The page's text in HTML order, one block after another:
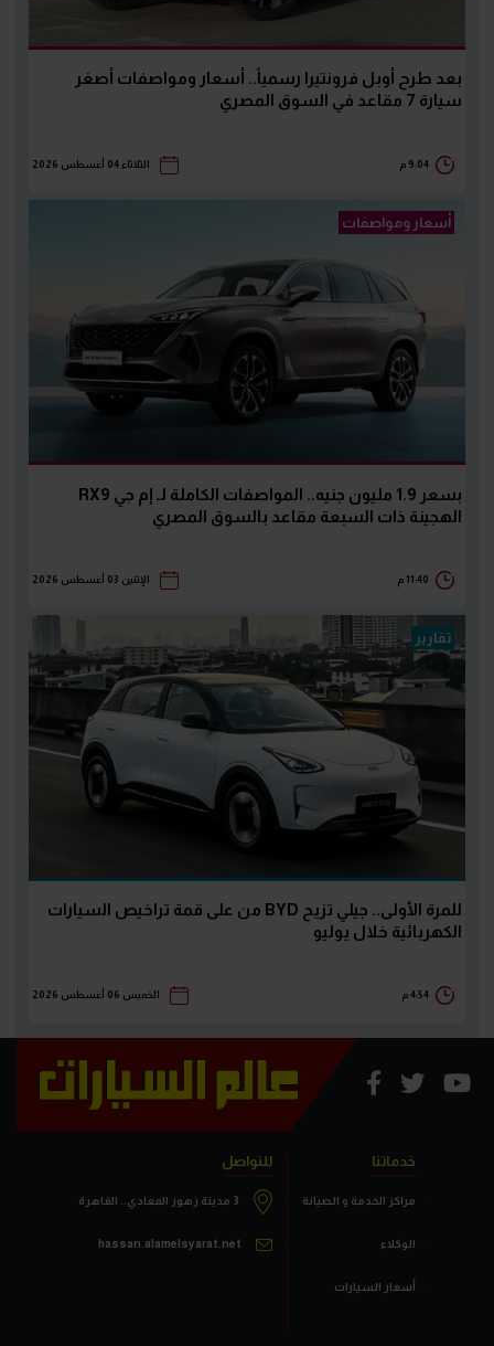
بعد طرح أوبل فرونتيرا رسمياً.. أسعار ومواصفات أصغر
سيارة 7 مقاعد في السوق المصري
9:04 م الثلاثاء 04 أغسطس 2026
أسعار ومواصفات
بسعر 1.9 مليون جنيه.. المواصفات الكاملة لـ إم جي RX9
الهجينة ذات السبعة مقاعد بالسوق المصري
11:40 م الإثنين 03 أغسطس 2026
تقارير
للمرة الأولى.. جيلي تزيح BYD من على قمة تراخيص السيارات
الكهربائية خلال يوليو
4:54 م الخميس 06 أغسطس 2026
خدماتنا
مراكز الخدمة و الصيانة
الوكلاء
أسعار السيارات
للتواصل
3 مدينة زهور المعادي.. القاهرة
hassan.alamelsyarat.net